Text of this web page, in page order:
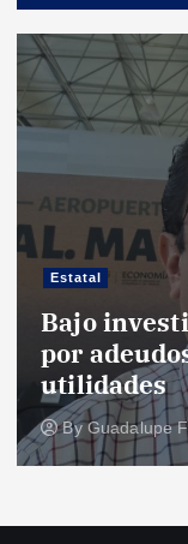
Estatal
Bajo
por
utilidades
ByGuadalupe